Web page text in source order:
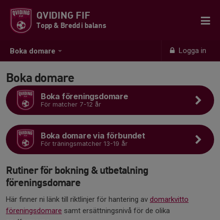
Boka domare Logga in
QVIDING FIF
Topp & Bredd i balans
Boka domare
Boka föreningsdomare
För matcher 7-12 år
Boka domare via förbundet
För träningsmatcher 13-19 år
Rutiner för bokning & utbetalning
föreningsdomare
Här finner ni länk till riktlinjer för hantering av domarkvitto
föreningsdomare samt ersättningsnivå för de olika